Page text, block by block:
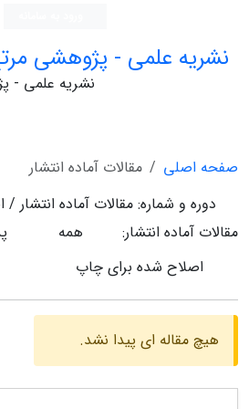
نشریه علمی - پژوهشی
نشریه علمی -
صفحه اصلی
مقالات آماده انتشار
دوره و شماره: مقالات آماده
مقالات آماده انتشار:
همه
اصلاح شده برای چاپ
هیچ مقاله ای پیدا نشد.